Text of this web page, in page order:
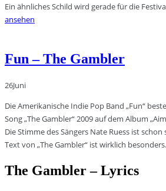
Ein ähnliches Schild wird gerade für die
ansehen
Fun – The Gambler
26Juni
Die Amerikanische Indie Pop Band „Fun“
Song „The Gambler“ 2009 auf dem Album
Die Stimme des Sängers Nate Ruess ist
Text von „The Gambler“ ist wirklich besonders.
The Gambler – Lyrics